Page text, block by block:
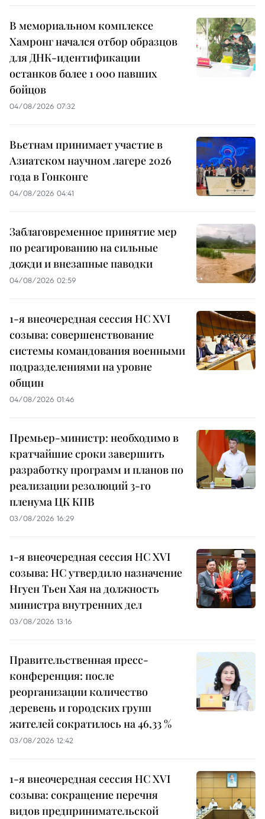
В мемориальном комплексе
Хамронг начался отбор образцов
для ДНК-идентификации
останков более 1 000 павших
бойцов
04/08/2026 07:32
Вьетнам принимает участие в
Азиатском научном лагере 2026
года в Гонконге
04/08/2026 04:41
Заблаговременное принятие мер
по реагированию на сильные
дожди и внезапные паводки
04/08/2026 02:59
1-я внеочередная сессия НС XVI
созыва: совершенствование
системы командования военными
подразделениями на уровне
общин
04/08/2026 01:46
Премьер-министр: необходимо в
кратчайшие сроки завершить
разработку программ и планов по
реализации резолюций 3-го
пленума ЦК КПВ
03/08/2026 16:29
1-я внеочередная сессия НС XVI
созыва: НС утвердило назначение
Нгуен Тьен Хая на должность
министра внутренних дел
03/08/2026 13:16
Правительственная пресс-
конференция: после
реорганизации количество
деревень и городских групп
жителей сократилось на 46,33 %
03/08/2026 12:42
1-я внеочередная сессия НС XVI
созыва: сокращение перечня
видов предпринимательской